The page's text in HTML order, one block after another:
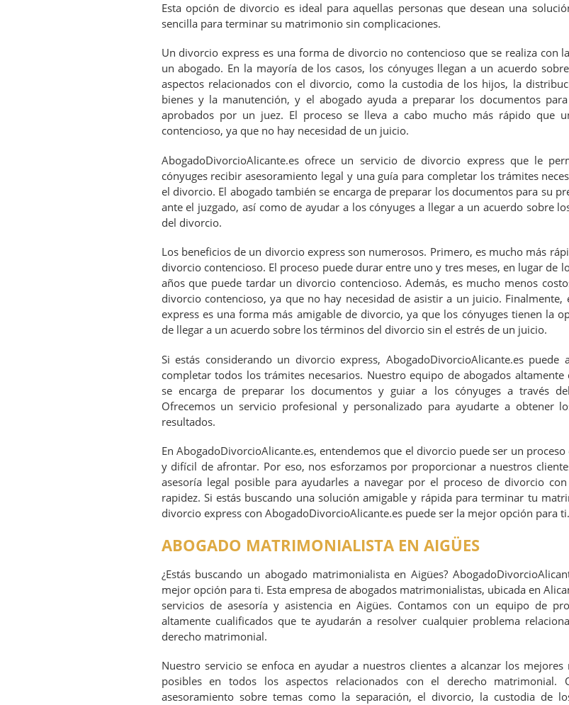
Esta opción de divorcio es ideal para aquellas personas que desean una
sencilla para terminar su matrimonio sin complicaciones.
Un divorcio express es una forma de divorcio no contencioso que se realiza con
un abogado. En la mayoría de los casos, los cónyuges llegan a un acuerdo
aspectos relacionados con el divorcio, como la custodia de los hijos, la
bienes y la manutención, y el abogado ayuda a preparar los documentos
aprobados por un juez. El proceso se lleva a cabo mucho más rápido que
contencioso, ya que no hay necesidad de un juicio.
AbogadoDivorcioAlicante.es ofrece un servicio de divorcio express que le
cónyuges recibir asesoramiento legal y una guía para completar los trámites
el divorcio. El abogado también se encarga de preparar los documentos para su
ante el juzgado, así como de ayudar a los cónyuges a llegar a un acuerdo sobre
del divorcio.
Los beneficios de un divorcio express son numerosos. Primero, es mucho más
divorcio contencioso. El proceso puede durar entre uno y tres meses, en lugar de
años que puede tardar un divorcio contencioso. Además, es mucho menos
divorcio contencioso, ya que no hay necesidad de asistir a un juicio. Finalmente,
express es una forma más amigable de divorcio, ya que los cónyuges tienen la
de llegar a un acuerdo sobre los términos del divorcio sin el estrés de un juicio.
Si estás considerando un divorcio express, AbogadoDivorcioAlicante.es puede
completar todos los trámites necesarios. Nuestro equipo de abogados altamente
se encarga de preparar los documentos y guiar a los cónyuges a través
Ofrecemos un servicio profesional y personalizado para ayudarte a obtener
resultados.
En AbogadoDivorcioAlicante.es, entendemos que el divorcio puede ser un proceso
y difícil de afrontar. Por eso, nos esforzamos por proporcionar a nuestros
asesoría legal posible para ayudarles a navegar por el proceso de divorcio
rapidez. Si estás buscando una solución amigable y rápida para terminar tu
divorcio express con AbogadoDivorcioAlicante.es puede ser la mejor opción para ti.
ABOGADO MATRIMONIALISTA EN AIGÜES
¿Estás buscando un abogado matrimonialista en Aigües?
mejor opción para ti. Esta empresa de abogados matrimonialistas, ubicada en
servicios de asesoría y asistencia en Aigües. Contamos con un equipo de
altamente cualificados que te ayudarán a resolver cualquier problema
derecho matrimonial.
Nuestro servicio se enfoca en ayudar a nuestros clientes a alcanzar los mejores
posibles en todos los aspectos relacionados con el derecho matrimonial.
asesoramiento sobre temas como la separación, el divorcio, la custodia de